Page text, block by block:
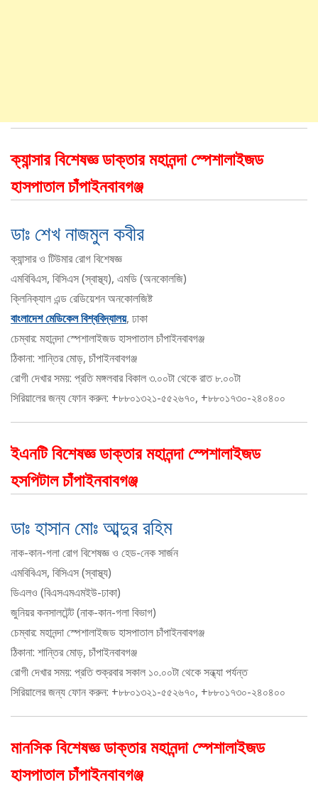
ক্যান্সার বিশেষজ্ঞ ডাক্তার মহানন্দা স্পেশালাইজড
হাসপাতাল চাঁপাইনবাবগঞ্জ
ডাঃ শেখ নাজমুল কবীর
ক্যান্সার ও টিউমার রোগ বিশেষজ্ঞ
এমবিবিএস, বিসিএস (স্বাস্থ্য), এমডি (অনকোলজি)
ক্লিনিক্যাল এন্ড রেডিয়েশন অনকোলজিষ্ট
বাংলাদেশ মেডিকেল বিশ্ববিদ্যালয়, ঢাকা
চেম্বার: মহানন্দা স্পেশালাইজড হাসপাতাল চাঁপাইনবাবগঞ্জ
ঠিকানা: শান্তির মোড়, চাঁপাইনবাবগঞ্জ
রোগী দেখার সময়: প্রতি মঙ্গলবার বিকাল ৩.০০টা থেকে রাত ৮.০০টা
সিরিয়ালের জন্য ফোন করুন: +৮৮০১৩২১-৫৫২৬৭০, +৮৮০১৭৩০-২৪০৪০০
ইএনটি বিশেষজ্ঞ ডাক্তার মহানন্দা স্পেশালাইজড
হসপিটাল চাঁপাইনবাবগঞ্জ
ডাঃ হাসান মোঃ আব্দুর রহিম
নাক-কান-গলা রোগ বিশেষজ্ঞ ও হেড-নেক সার্জন
এমবিবিএস, বিসিএস (স্বাস্থ্য)
ডিএলও (বিএসএমএমইউ-ঢাকা)
জুনিয়র কনসালটেন্ট (নাক-কান-গলা বিভাগ)
চেম্বার: মহানন্দা স্পেশালাইজড হাসপাতাল চাঁপাইনবাবগঞ্জ
ঠিকানা: শান্তির মোড়, চাঁপাইনবাবগঞ্জ
রোগী দেখার সময়: প্রতি শুক্রবার সকাল ১০.০০টা থেকে সন্ধ্যা পর্যন্ত
সিরিয়ালের জন্য ফোন করুন: +৮৮০১৩২১-৫৫২৬৭০, +৮৮০১৭৩০-২৪০৪০০
মানসিক বিশেষজ্ঞ ডাক্তার মহানন্দা স্পেশালাইজড
হাসপাতাল চাঁপাইনবাবগঞ্জ